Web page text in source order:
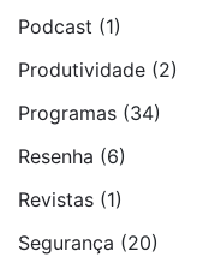
Podcast (1)
Produtividade (2)
Programas (34)
Resenha (6)
Revistas (1)
Segurança (20)